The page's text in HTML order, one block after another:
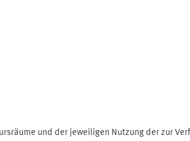
und der jeweiligen Nutzung der zur